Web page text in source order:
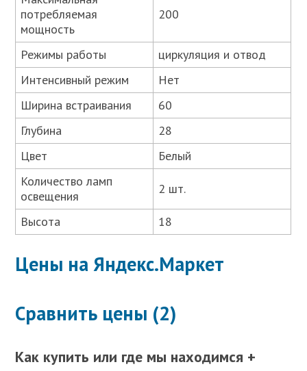
потребляемая
мощность
200
Режимы работы
циркуляция и отвод
Интенсивный режим
Нет
Ширина встраивания
60
Глубина
28
Цвет
Белый
Количество ламп
освещения
2 шт.
Высота 18
Цены на Яндекс.Маркет
Сравнить цены (2)
Как купить или где мы находимся +